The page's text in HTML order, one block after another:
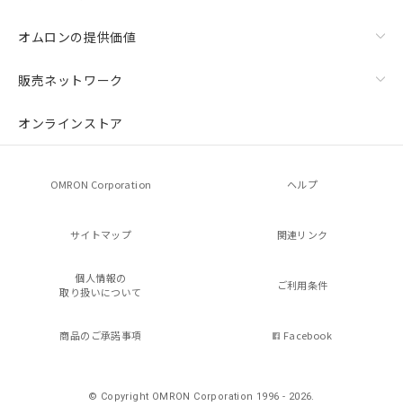
オムロンの提供価値
販売ネットワーク
オンラインストア
OMRON Corporation ヘルプ
サイトマップ 関連リンク
個人情報の
取り扱いについて
ご利用条件
商品のご承諾事項 Facebook
© Copyright OMRON Corporation 1996 - 2026.